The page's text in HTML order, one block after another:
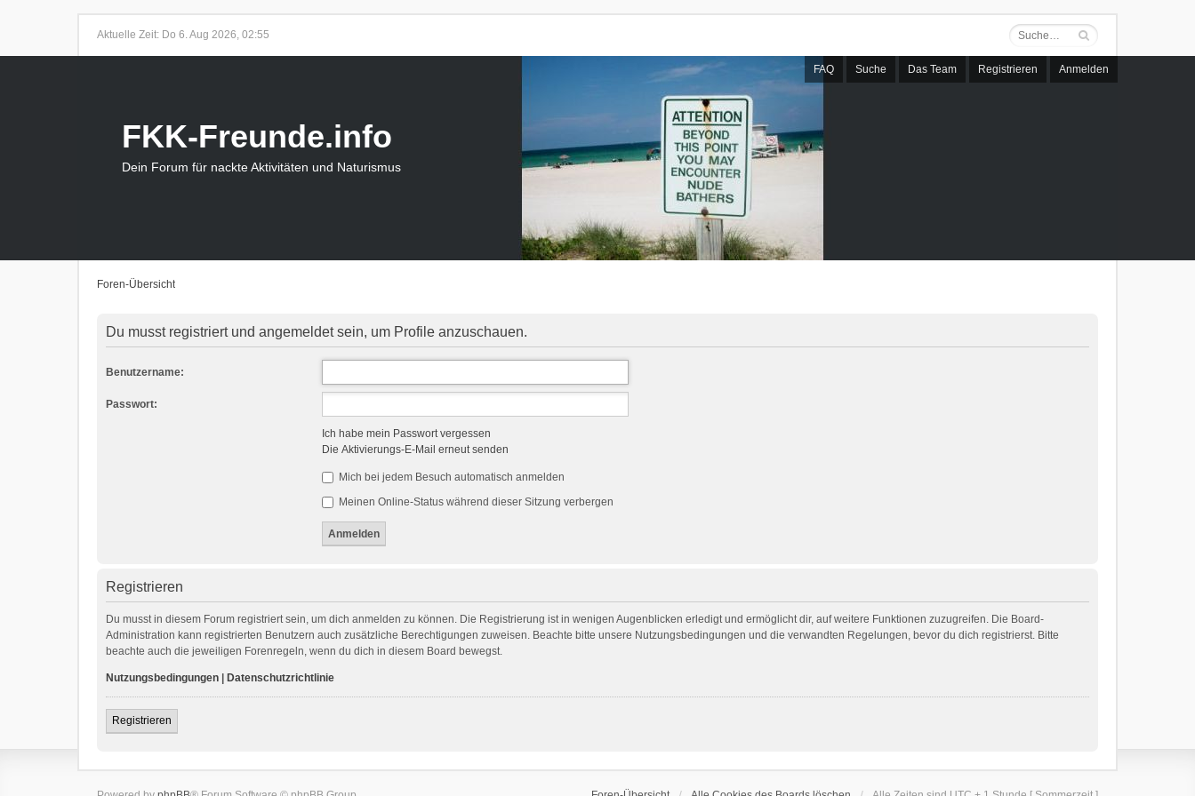
Aktuelle Zeit: Do 6. Aug 2026, 02:55
FAQ Suche Das Team Registrieren Anmelden
FKK-Freunde.info
Dein Forum für nackte Aktivitäten und Naturismus
Foren-Übersicht
Du musst registriert und angemeldet sein, um Profile anzuschauen.
Benutzername:
Passwort:
Ich habe mein Passwort vergessen
Die Aktivierungs-E-Mail erneut senden
Mich bei jedem Besuch automatisch anmelden
Meinen Online-Status während dieser Sitzung verbergen
Registrieren
Du musst in diesem Forum registriert sein, um dich anmelden zu können. Die Registrierung ist in wenigen Augenblicken erledigt und ermöglicht dir, auf weitere Funktionen zuzugreifen. Die Board-
Administration kann registrierten Benutzern auch zusätzliche Berechtigungen zuweisen. Beachte bitte unsere Nutzungsbedingungen und die verwandten Regelungen, bevor du dich registrierst. Bitte
beachte auch die jeweiligen Forenregeln, wenn du dich in diesem Board bewegst.
Nutzungsbedingungen Datenschutzrichtlinie
Registrieren